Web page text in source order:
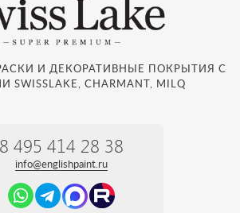
И ДЕКОРАТИВНЫЕ ПОКРЫТИЯ С
CHARMANT, MILQ
8 495 414 28 38
info@englishpaint.ru